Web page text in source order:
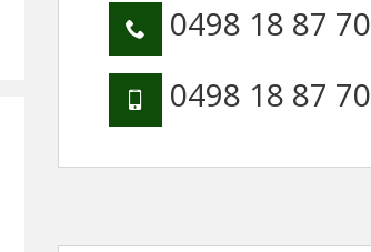
0498 18 87 70
0498 18 87 70